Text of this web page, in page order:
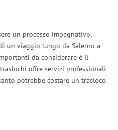
un processo impegnativo,
un viaggio lungo da Salerno a
da considerare è il
offre servizi professionali
potrebbe costare un trasloco